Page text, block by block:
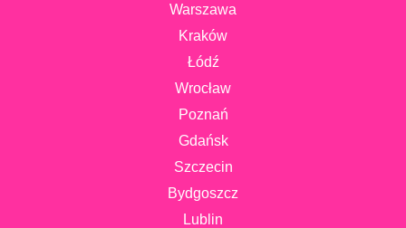
Warszawa
Kraków
Łódź
Wrocław
Poznań
Gdańsk
Szczecin
Bydgoszcz
Lublin